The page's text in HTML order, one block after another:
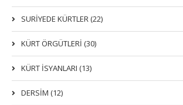
SURİYEDE KÜRTLER (22)
KÜRT ÖRGÜTLERİ (30)
KÜRT İSYANLARI (13)
DERSIM (12)